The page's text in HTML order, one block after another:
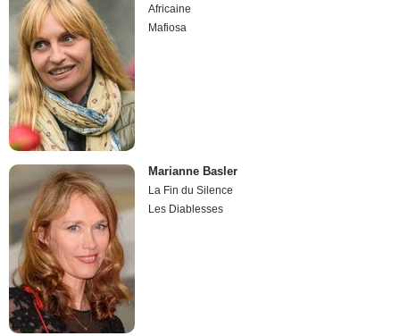
Africaine
Mafiosa
Marianne Basler
La Fin du Silence
Les Diablesses